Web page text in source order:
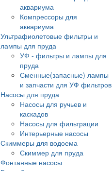
аквариума
Компрессоры для
аквариума
Ультрафиолетовые фильтры и
лампы для пруда
УФ - фильтры и лампы для
пруда
Сменные(запасные) лампы
и запчасти для УФ фильтров
Насосы для пруда
Насосы для ручьев и
каскадов
Насосы для фильтрации
Интерьерные насосы
Скиммеры для водоема
Скиммер для пруда
Фонтанные насосы